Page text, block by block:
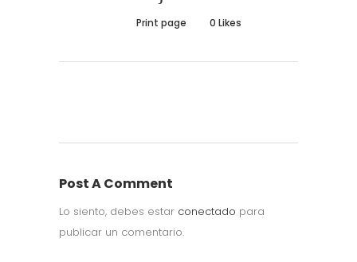
Print page 0 Likes
Post A Comment
Lo siento, debes estar conectado para
publicar un comentario.